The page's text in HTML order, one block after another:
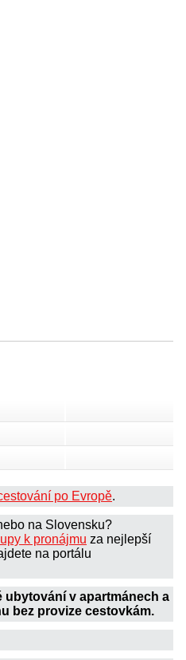
po Evropě.
na Slovensku?
k pronájmu za nejlepší
na portálu
ubytování v apartmánech a
bez provize cestovkám.